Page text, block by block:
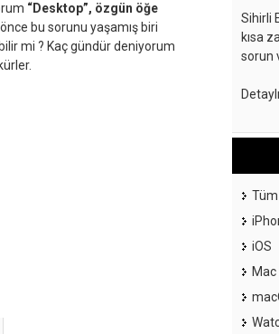
“Desktop”, özgün öğe
bu sorunu yaşamış biri
mi ? Kaç gündür deniyorum
Sihirli
kısa
sorun
iOS